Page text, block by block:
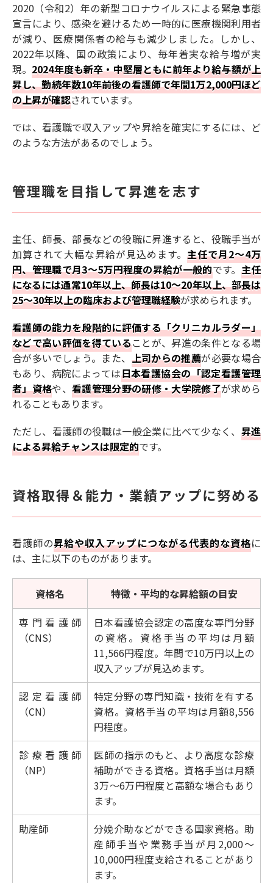
2020（令和2）年の新型コロナウイルスによる緊急事態
宣言により、感染を避けるため一時的に医療機関利用者
が減り、医療関係者の給与も減少しました。しかし、
2022年以降、国の政策により、毎年着実な給与増が実
現。2024年度も新卒・中堅層ともに前年より給与額が上
昇し、勤続年数10年前後の看護師で年間1万2,000円ほど
の上昇が確認されています。
では、看護職で収入アップや昇給を確実にするには、ど
のような方法があるのでしょう。
管理職を目指して昇進を志す
主任、師長、部長などの役職に昇進すると、役職手当が
加算されて大幅な昇給が見込めます。 主任で月2〜4万
円、管理職で月3〜5万円程度の昇給が一般的です。 主任
になるには通常10年以上、師長は10〜20年以上、部長は
25〜30年以上の臨床および管理職経験が求められます。
看護師の能力を段階的に評価する「クリニカルラダー」
などで高い評価を得ていることが、昇進の条件となる場
合が多いでしょう。また、 上司からの推薦が必要な場合
もあり、病院によっては日本看護協会の「認定看護管理
者」資格や、看護管理分野の研修・大学院修了が求めら
れることもあります。
ただし、看護師の役職は一般企業に比べて少なく、 昇進
による昇給チャンスは限定的です。
資格取得＆能力・業績アップに努める
看護師の昇給や収入アップにつながる代表的な資格に
は、主に以下のものがあります。
資格名
特徴・平均的な昇給額の目安
専門看護師
（CNS）
日本看護協会認定の高度な専門分野
の資格。資格手当の平均は月額
11,566円程度。年間で10万円以上の
収入アップが見込めます。
認定看護師
（CN）
特定分野の専門知識・技術を有する
資格。資格手当の平均は月額8,556
円程度。
診療看護師
（NP）
医師の指示のもと、より高度な診療
補助ができる資格。資格手当は月額
3万〜6万円程度と高額な場合もあり
ます。
助産師
分娩介助などができる国家資格。助
産師手当や業務手当が月2,000〜
10,000円程度支給されることがあり
ます。